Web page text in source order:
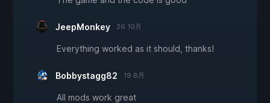
JeepMonkey 26 10月
Everything worked as it should, thanks!
Bobbystagg82 19 8月
All mods work great